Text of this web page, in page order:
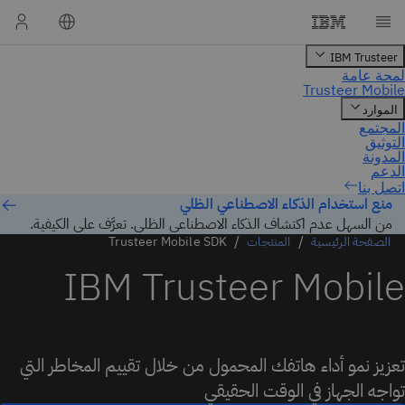
اتصل بنا
منع استخدام الذكاء الاصطناعي الظلي
من السهل عدم اكتشاف الذكاء الاصطناعي الظلي. تعرَّف على الكيفية.
الصفحة الرئيسية المنتجات Trusteer Mobile SDK
IBM Trusteer Mobile
تعزيز نمو أداء هاتفك المحمول من خلال تقييم المخاطر التي
تواجه الجهاز في الوقت الحقيقي